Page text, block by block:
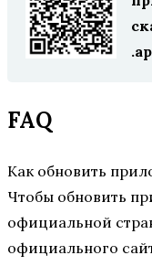
FAQ
Как обновить
Чтобы обновить
официальной
официального